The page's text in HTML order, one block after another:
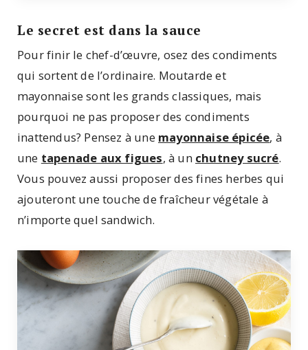
Le secret est dans la sauce
Pour finir le chef-d’œuvre, osez des condiments
qui sortent de l’ordinaire. Moutarde et
mayonnaise sont les grands classiques, mais
pourquoi ne pas proposer des condiments
inattendus? Pensez à une mayonnaise épicée, à
une tapenade aux figues, à un chutney sucré.
Vous pouvez aussi proposer des fines herbes qui
ajouteront une touche de fraîcheur végétale à
n’importe quel sandwich.